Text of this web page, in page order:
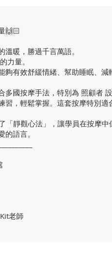
🙌🏻
暖，勝過千言萬語。
力量。
夠有效舒緩情緒、幫助睡眠、
國按摩手法，特別為 照顧者
習，輕鬆掌握。這套按摩特別
「靜觀心法」，讓學員在按摩
語言。
老師